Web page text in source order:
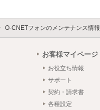
O-CNETフォンのメンテナンス情報
お客様マイページ
お役立ち情報
サポート
契約・請求書
各種設定